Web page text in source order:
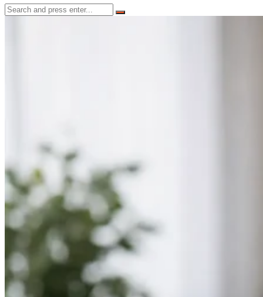
Search
for: